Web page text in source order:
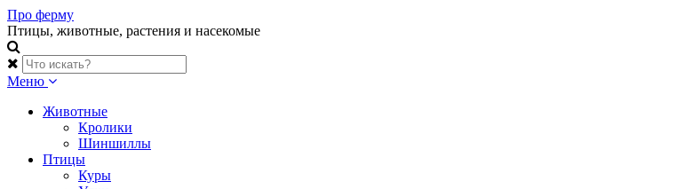
Skip
to
content
Про ферму
Птицы, животные, растения и насекомые
Меню
Животные
Кролики
Шиншиллы
Птицы
Куры